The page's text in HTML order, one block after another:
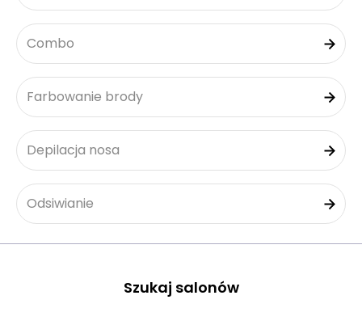
Combo
Farbowanie brody
Depilacja nosa
Odsiwianie
Szukaj salonów